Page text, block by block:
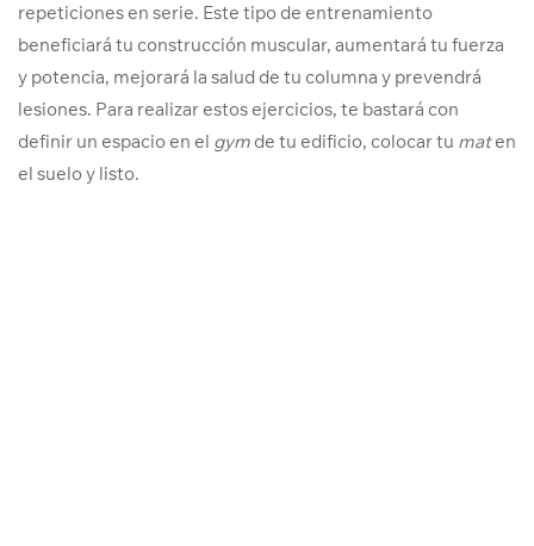
repeticiones en serie. Este tipo de entrenamiento
beneficiará tu construcción muscular, aumentará tu fuerza
y potencia, mejorará la salud de tu columna y prevendrá
lesiones. Para realizar estos ejercicios, te bastará con
definir un espacio en el gym de tu edificio, colocar tu maten
el suelo y listo.